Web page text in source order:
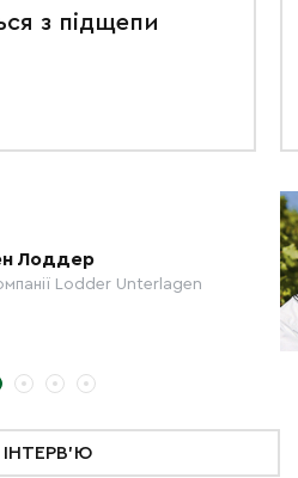
з підщепи
Лоддер
Lodder Unterlagen
ІНТЕРВ'Ю